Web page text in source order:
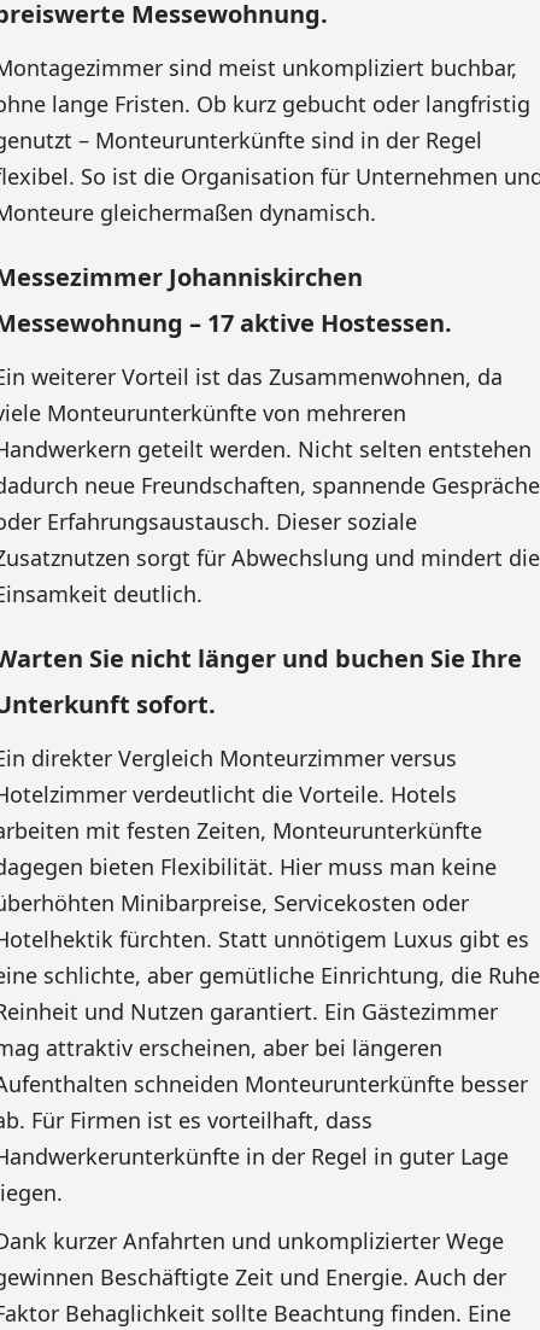
Messewohnung.
sind meist unkompliziert buchbar,
lange Fristen. Ob kurz gebucht oder langfristig
– Monteurunterkünfte sind in der Regel
So ist die Organisation für Unternehmen
gleichermaßen dynamisch.
Johanniskirchen
– 17 aktive Hostessen.
weiterer Vorteil ist das Zusammenwohnen, da
Monteurunterkünfte von mehreren
geteilt werden. Nicht selten entstehen
neue Freundschaften, spannende Gespräche
Erfahrungsaustausch. Dieser soziale
sorgt für Abwechslung und mindert die
deutlich.
Sie nicht länger und buchen Sie Ihre
sofort.
direkter Vergleich Monteurzimmer versus
verdeutlicht die Vorteile. Hotels
mit festen Zeiten, Monteurunterkünfte
bieten Flexibilität. Hier muss man keine
Minibarpreise, Servicekosten oder
fürchten. Statt unnötigem Luxus gibt es
schlichte, aber gemütliche Einrichtung, die
und Nutzen garantiert. Ein Gästezimmer
attraktiv erscheinen, aber bei längeren
schneiden Monteurunterkünfte besser
Für Firmen ist es vorteilhaft, dass
in der Regel in guter Lage
kurzer Anfahrten und unkomplizierter Wege
Beschäftigte Zeit und Energie. Auch der
Behaglichkeit sollte Beachtung finden. Eine